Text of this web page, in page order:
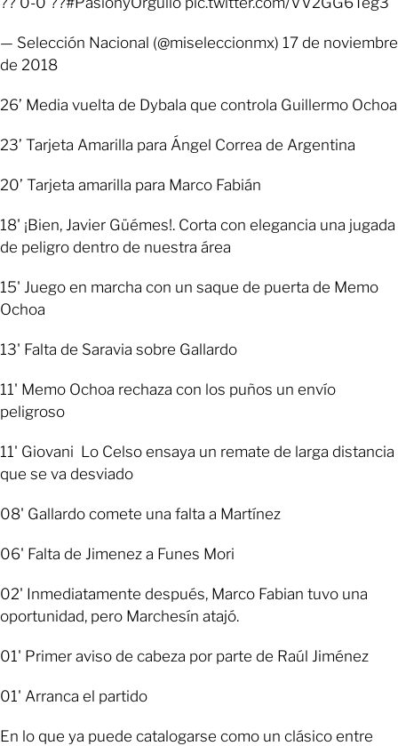
— Selección Nacional (@miseleccionmx) 17 de noviembre
de 2018
26’ Media vuelta de Dybala que controla Guillermo Ochoa
23’ Tarjeta Amarilla para Ángel Correa de Argentina
20’ Tarjeta amarilla para Marco Fabián
18' ¡Bien, Javier Güémes!. Corta con elegancia una jugada
de peligro dentro de nuestra área
15' Juego en marcha con un saque de puerta de Memo
Ochoa
13' Falta de Saravia sobre Gallardo
11' Memo Ochoa rechaza con los puños un envío
peligroso
11' Giovani Lo Celso ensaya un remate de larga distancia
que se va desviado
08' Gallardo comete una falta a Martínez
06' Falta de Jimenez a Funes Mori
02' Inmediatamente después, Marco Fabian tuvo una
oportunidad, pero Marchesín atajó.
01' Primer aviso de cabeza por parte de Raúl Jiménez
01' Arranca el partido
En lo que ya puede catalogarse como un clásico entre